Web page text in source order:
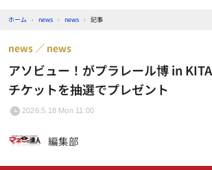
ホーム › news › news › 記事
アソビュー！がプラレール博 in
チケットを抽選でプレゼント
news news
2026.5.18 Mon 11:00
編集部